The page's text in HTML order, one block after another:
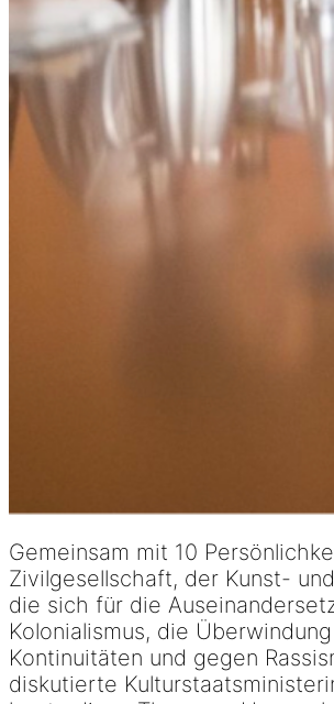
Gemeinsam mit 10
Zivilgesellschaft, der Kunst-
die sich für die
Kolonialismus, die
Kontinuitäten und gegen
diskutierte